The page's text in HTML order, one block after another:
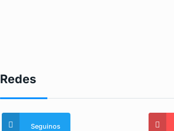
Redes
Seguinos